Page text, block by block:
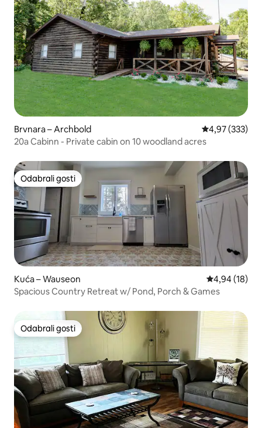
Brvnara – Archbold Prosječna
4,97 (333)
20a Cabinn - Private cabin on 10 woodland acres
Odabrali gosti
Odabrali gosti
Kuća – Wauseon Prosječna
4,94 (18)
Spacious Country Retreat w/ Pond, Porch & Games
Odabrali gosti
Odabrali gosti